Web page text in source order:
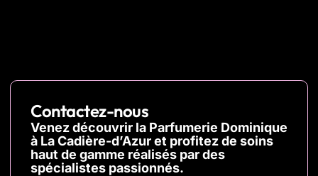
Contactez-nous
Venez découvrir la Parfumerie Dominique
à La Cadière-d’Azur et profitez de soins
haut de gamme réalisés par des
spécialistes passionnés.